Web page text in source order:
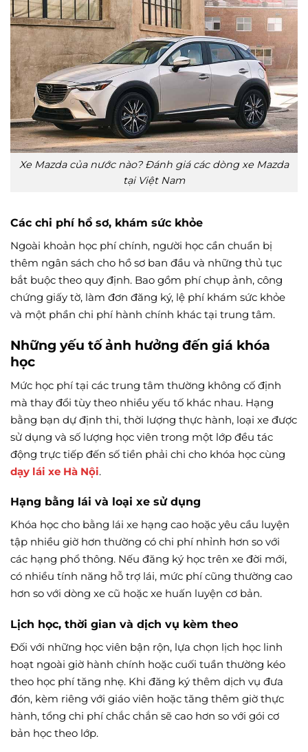
Xe Mazda của nước nào? Đánh giá các dòng xe Mazda
tại Việt Nam
Các chi phí hồ sơ, khám sức khỏe
Ngoài khoản học phí chính, người học cần chuẩn bị
thêm ngân sách cho hồ sơ ban đầu và những thủ tục
bắt buộc theo quy định. Bao gồm phí chụp ảnh, công
chứng giấy tờ, làm đơn đăng ký, lệ phí khám sức khỏe
và một phần chi phí hành chính khác tại trung tâm.
Những yếu tố ảnh hưởng đến giá khóa
học
Mức học phí tại các trung tâm thường không cố định
mà thay đổi tùy theo nhiều yếu tố khác nhau. Hạng
bằng bạn dự định thi, thời lượng thực hành, loại xe được
sử dụng và số lượng học viên trong một lớp đều tác
động trực tiếp đến số tiền phải chi cho khóa học cùng
dạy lái xe Hà Nội.
Hạng bằng lái và loại xe sử dụng
Khóa học cho bằng lái xe hạng cao hoặc yêu cầu luyện
tập nhiều giờ hơn thường có chi phí nhỉnh hơn so với
các hạng phổ thông. Nếu đăng ký học trên xe đời mới,
có nhiều tính năng hỗ trợ lái, mức phí cũng thường cao
hơn so với dòng xe cũ hoặc xe huấn luyện cơ bản.
Lịch học, thời gian và dịch vụ kèm theo
Đối với những học viên bận rộn, lựa chọn lịch học linh
hoạt ngoài giờ hành chính hoặc cuối tuần thường kéo
theo học phí tăng nhẹ. Khi đăng ký thêm dịch vụ đưa
đón, kèm riêng với giáo viên hoặc tăng thêm giờ thực
hành, tổng chi phí chắc chắn sẽ cao hơn so với gói cơ
bản học theo lớp.